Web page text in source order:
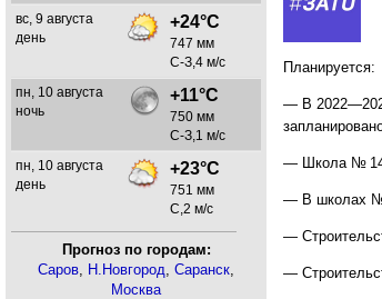
вс, 9 августа
день
+24°C
747 мм
С-З,4 м/с
пн, 10 августа
ночь
+11°C
750 мм
С-З,1 м/с
пн, 10 августа
день
+23°C
751 мм
С,2 м/с
Прогноз по городам:
Саров, Н.Новгород, Саранск,
Москва
Планируется:
— В
— Школа № 14
— В школах
—
—